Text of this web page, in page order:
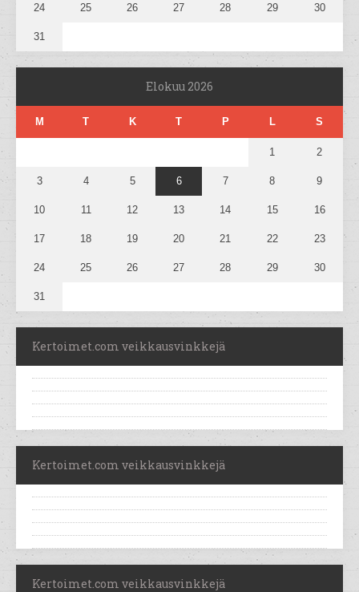
24 25 26 27 28 29 30
31
Elokuu 2026
M T K T P L S
1 2
3 4 5 6 7 8 9
10 11 12 13 14 15 16
17 18 19 20 21 22 23
24 25 26 27 28 29 30
31
Kertoimet.com veikkausvinkkejä
Kertoimet.com veikkausvinkkejä
Kertoimet.com veikkausvinkkejä